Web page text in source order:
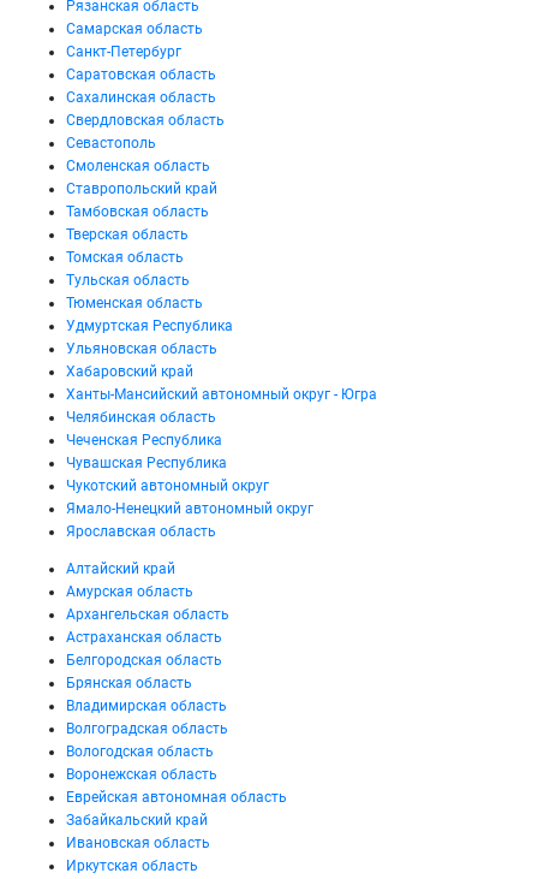
Рязанская область
Самарская область
Санкт-Петербург
Саратовская область
Сахалинская область
Свердловская область
Севастополь
Смоленская область
Ставропольский край
Тамбовская область
Тверская область
Томская область
Тульская область
Тюменская область
Удмуртская Республика
Ульяновская область
Хабаровский край
Ханты-Мансийский автономный округ - Югра
Челябинская область
Чеченская Республика
Чувашская Республика
Чукотский автономный округ
Ямало-Ненецкий автономный округ
Ярославская область
Алтайский край
Амурская область
Архангельская область
Астраханская область
Белгородская область
Брянская область
Владимирская область
Волгоградская область
Вологодская область
Воронежская область
Еврейская автономная область
Забайкальский край
Ивановская область
Иркутская область